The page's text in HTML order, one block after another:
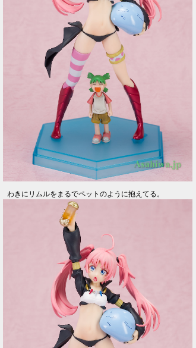
わきにリムルをまるでペットのように抱えてる。